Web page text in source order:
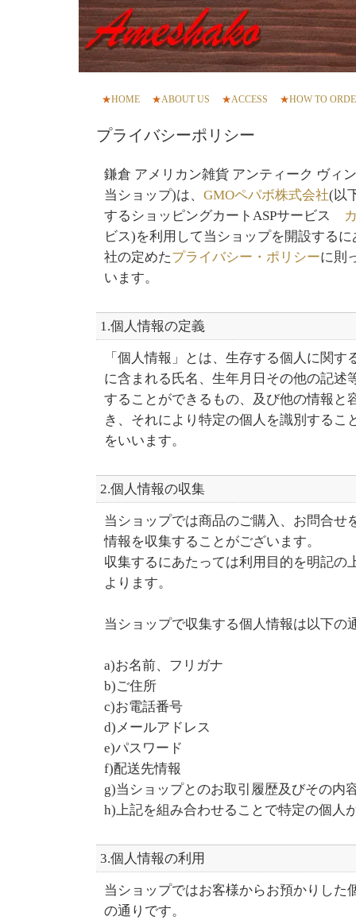
★HOME ★ABOUT US ★ACCESS ★HOW TO
プライバシーポリシー
鎌倉 アメリカン雑貨 アンティーク ヴィ
当ショップ)は、 GMOペパボ株式会社(以
するショッピングカートASPサービス
ビス)を利用して当ショップを開設する
社の定めたプライバシー・ポリシーに則
います。
1.個人情報の定義
「個人情報」とは、生存する個人に関
に含まれる氏名、生年月日その他の記述
することができるもの、及び他の情報と
き、それにより特定の個人を識別するこ
をいいます。
2.個人情報の収集
当ショップでは商品のご購入、お問合せ
情報を収集することがございます。
収集するにあたっては利用目的を明記の
よります。
当ショップで収集する個人情報は以下の
a)お名前、フリガナ
b)ご住所
c)お電話番号
d)メールアドレス
e)パスワード
f)配送先情報
g)当ショップとのお取引履歴及びその内
h)上記を組み合わせることで特定の個人
3.個人情報の利用
当ショップではお客様からお預かりした
の通りです。